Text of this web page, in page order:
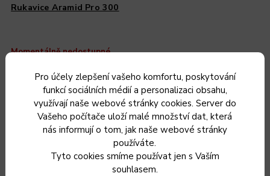
Pro účely zlepšení vašeho komfortu, poskytování
funkcí sociálních médií a personalizaci obsahu,
využívají naše webové stránky cookies. Server do
Vašeho počítače uloží malé množství dat, která
nás informují o tom, jak naše webové stránky
používáte.
Tyto cookies smíme používat jen s Vaším
souhlasem.
Rukavice Aramid Pro 300
Momentálně nedostupné
823 Kč bez DPH
Zvolit variantu